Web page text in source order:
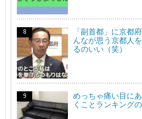
「副首都」に京都
んなが思う京都人
るのいい（笑）
めっちゃ痛い目に
くことランキング